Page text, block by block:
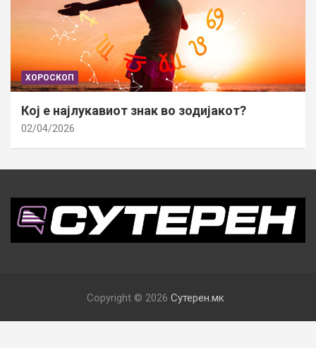
ХОРОСКОП
Кој е најлукавиот знак во зодијакот?
02/04/2026
Copyright © 2026 Сутерен.мк